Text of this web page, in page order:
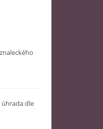
úhrada dle